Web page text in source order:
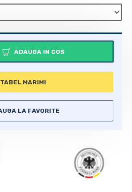
ADAUGA IN COS
TABEL MARIMI
LA FAVORITE